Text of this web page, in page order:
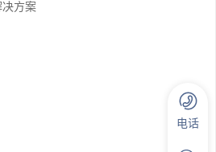
决方案
电话